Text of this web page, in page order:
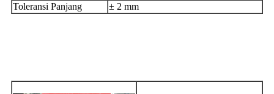
Toleransi Panjang
± 2 mm